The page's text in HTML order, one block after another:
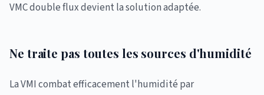
VMC double flux devient la solution adaptée.
Ne traite pas toutes les sources d'humidité
La VMI combat efficacement l'humidité par